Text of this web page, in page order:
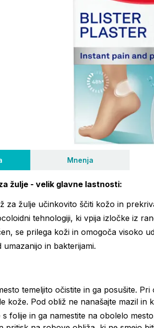
Mnenja
žulje - velik glavne lastnosti:
za žulje učinkovito ščiti kožo in
tehnologiji, ki vpija izločke iz
se prilega koži in omogoča visoko
umazanijo in bakterijami.
temeljito očistite in ga posušite.
kože. Pod obliž ne nanašajte mazil in
s folije in ga namestite na obolelo